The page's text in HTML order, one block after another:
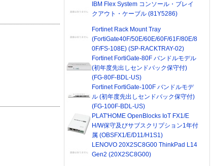
IBM Flex System コンソール・ブレイ
クアウト・ケーブル (81Y5286)
Fortinet Rack Mount Tray
(FortiGate40F/50E/60E/60F/61F/80E/8
0F/FS-108E) (SP-RACKTRAY-02)
Fortinet FortiGate-80F バンドルモデル
(初年度先出しセンドバック保守付)
(FG-80F-BDL-US)
Fortinet FortiGate-100F バンドルモデ
ル (初年度先出しセンドバック保守付)
(FG-100F-BDL-US)
PLAT'HOME OpenBlocks IoT FX1/E
H/W保守及びサブスクリプション1年付
属 (OBSFX1/E/D11/H1S1)
LENOVO 20X2SC8G00 ThinkPad L14
Gen2 (20X2SC8G00)